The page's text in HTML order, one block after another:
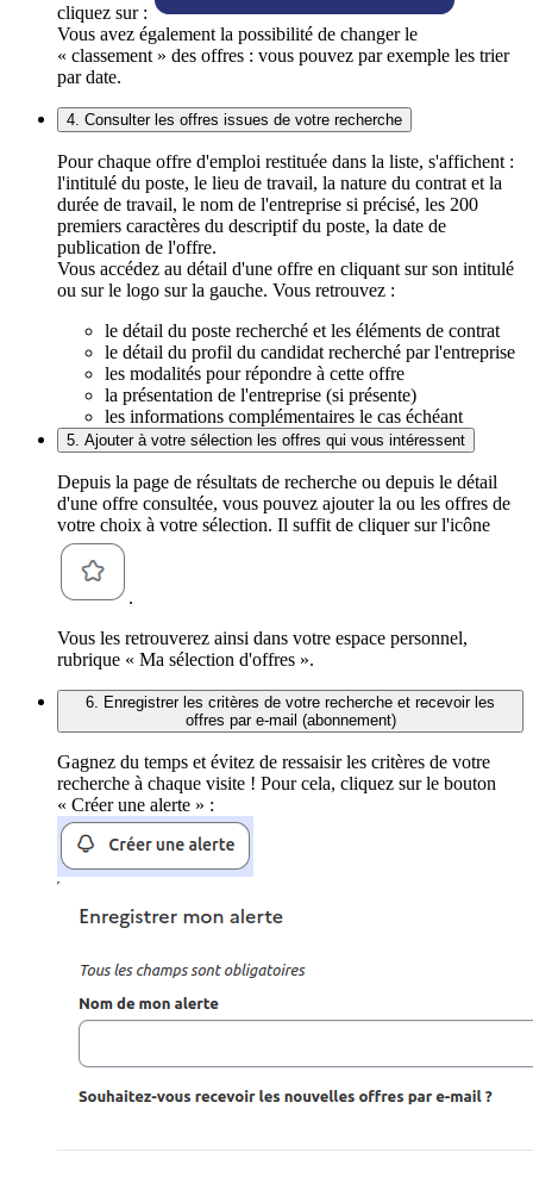
cliquez sur :
Vous avez également la possibilité de changer le
« classement » des offres : vous pouvez par exemple les trier
par date.
4. Consulter les offres issues de votre recherche
Pour chaque offre d'emploi restituée dans la liste, s'affichent :
l'intitulé du poste, le lieu de travail, la nature du contrat et la
durée de travail, le nom de l'entreprise si précisé, les 200
premiers caractères du descriptif du poste, la date de
publication de l'offre.
Vous accédez au détail d'une offre en cliquant sur son intitulé
ou sur le logo sur la gauche. Vous retrouvez :
le détail du poste recherché et les éléments de contrat
le détail du profil du candidat recherché par l'entreprise
les modalités pour répondre à cette offre
la présentation de l'entreprise (si présente)
les informations complémentaires le cas échéant
5. Ajouter à votre sélection les offres qui vous intéressent
Depuis la page de résultats de recherche ou depuis le détail
d'une offre consultée, vous pouvez ajouter la ou les offres de
votre choix à votre sélection. Il suffit de cliquer sur l'icône
.
Vous les retrouverez ainsi dans votre espace personnel,
rubrique « Ma sélection d'offres ».
6. Enregistrer les critères de votre recherche et recevoir les
offres par e-mail (abonnement)
Gagnez du temps et évitez de ressaisir les critères de votre
recherche à chaque visite ! Pour cela, cliquez sur le bouton
« Créer une alerte » :